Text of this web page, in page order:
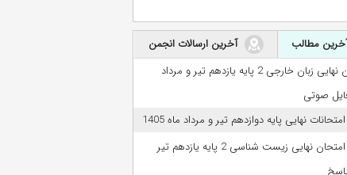
مطالب
آخرین ارسالات انجمن
امتحان نهایی زبان خارجی 2 پایه یازدهم تیر و مرداد
نهایی پایه دوازدهم تیر و مرداد ماه 1405
دانلود امتحان نهایی زیست شناسی 2 پایه یازدهم تیر